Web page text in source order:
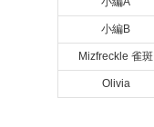
小編B
Mizfreckle 雀斑
Olivia